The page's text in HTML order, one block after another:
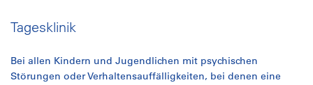
Tagesklinik
Bei allen Kindern und Jugendlichen mit psychischen
Störungen oder Verhaltensauffälligkeiten, bei denen eine